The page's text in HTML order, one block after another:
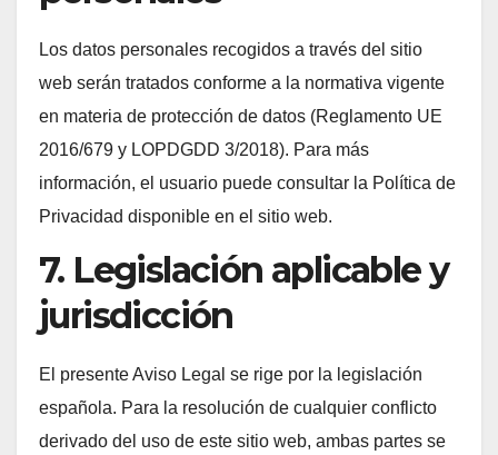
Los datos personales recogidos a través del sitio
web serán tratados conforme a la normativa vigente
en materia de protección de datos (Reglamento UE
2016/679 y LOPDGDD 3/2018). Para más
información, el usuario puede consultar la Política de
Privacidad disponible en el sitio web.
7. Legislación aplicable y
jurisdicción
El presente Aviso Legal se rige por la legislación
española. Para la resolución de cualquier conflicto
derivado del uso de este sitio web, ambas partes se